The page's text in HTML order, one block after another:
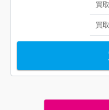
買
買